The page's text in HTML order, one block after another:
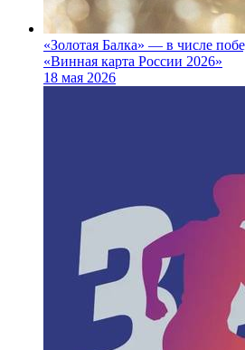
«Золотая Балка» — в числе
«Винная карта России 2026»
18 мая 2026